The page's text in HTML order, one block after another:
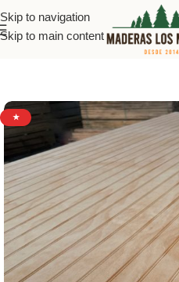
Skip to navigation
Skip to main content
Terciado Ranurado
★